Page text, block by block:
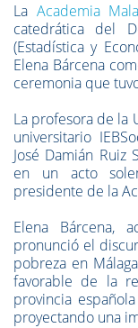
La Academia
catedrática del
(Estadística y
Elena Bárcena
ceremonia que
La profesora de la
universitario
José Damián Ruiz
en un acto
presidente de la
Elena Bárcena,
pronunció el
pobreza en
favorable de la
provincia
proyectando una